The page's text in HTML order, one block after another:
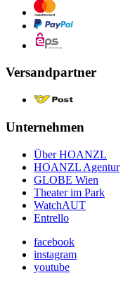
Versandpartner
Unternehmen
Über HOANZL
HOANZL Agentur
GLOBE Wien
Theater im Park
WatchAUT
Entrello
facebook
instagram
youtube